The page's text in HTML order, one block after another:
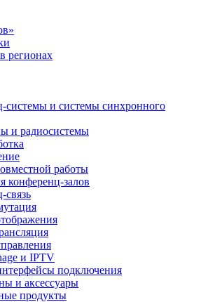
регионах
системы и системы синхронного
и радиосистемы
работы
конференц-залов
связь
и IPTV
подключения
и аксессуары
продукты